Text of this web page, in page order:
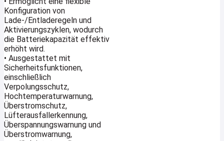
Konfiguration von
Lade-/Entladeregeln und
Aktivierungszyklen, wodurch
die Batteriekapazität effektiv
erhöht wird.
• Ausgestattet mit
Sicherheitsfunktionen,
einschließlich
Verpolungsschutz,
Hochtemperaturwarnung,
Überstromschutz,
Lüfterausfallerkennung,
Überspannungswarnung und
Überstromwarnung,